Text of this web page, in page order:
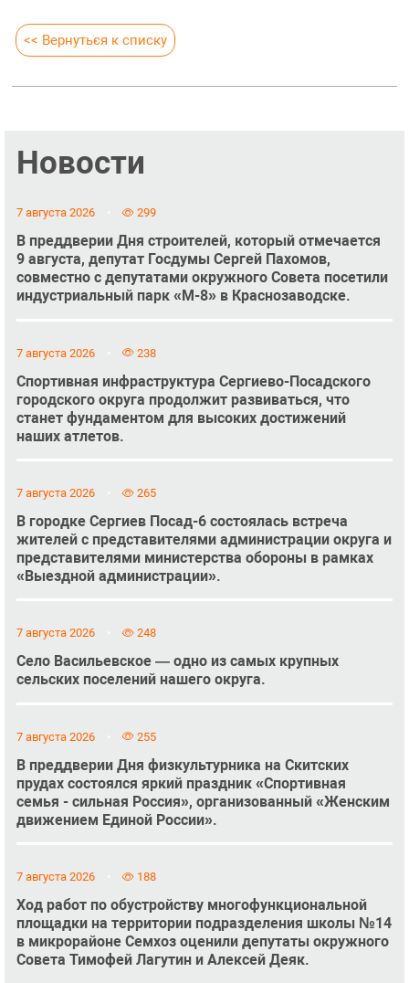
<< Вернуться к списку
Новости
7 августа 2026 299
В преддверии Дня строителей, который отмечается
9 августа, депутат Госдумы Сергей Пахомов,
совместно с депутатами окружного Совета посетили
индустриальный парк «М-8» в Краснозаводске.
7 августа 2026 238
Спортивная инфраструктура Сергиево-Посадского
городского округа продолжит развиваться, что
станет фундаментом для высоких достижений
наших атлетов.
7 августа 2026 265
В городке Сергиев Посад-6 состоялась встреча
жителей с представителями администрации округа и
представителями министерства обороны в рамках
«Выездной администрации».
7 августа 2026 248
Село Васильевское — одно из самых крупных
сельских поселений нашего округа.
7 августа 2026 255
В преддверии Дня физкультурника на Скитских
прудах состоялся яркий праздник «Спортивная
семья - сильная Россия», организованный «Женским
движением Единой России».
7 августа 2026 188
Ход работ по обустройству многофункциональной
площадки на территории подразделения школы №14
в микрорайоне Семхоз оценили депутаты окружного
Совета Тимофей Лагутин и Алексей Деяк.